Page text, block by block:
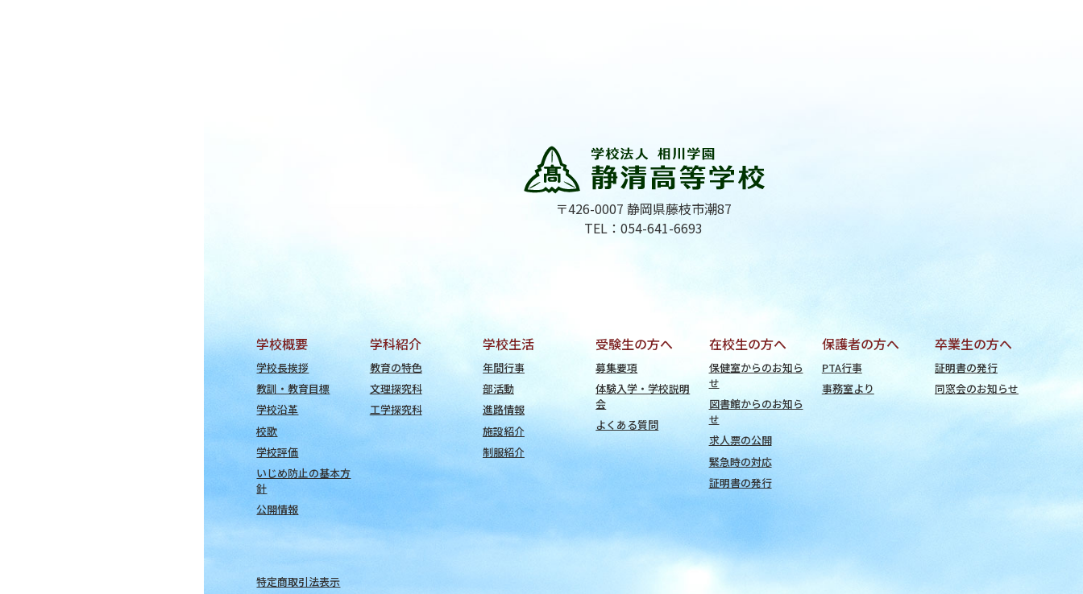
〒426-0007 静岡県藤枝市潮87
TEL：054-641-6693
学校概要
学校長挨拶
教訓・教育目標
学校沿革
校歌
学校評価
いじめ防止の基本方
針
公開情報
学科紹介
教育の特色
文理探究科
工学探究科
学校生活
年間行事
部活動
進路情報
施設紹介
制服紹介
受験生の方へ
募集要項
体験入学・学校説明
会
よくある質問
在校生の方へ
保健室からのお知ら
せ
図書館からのお知ら
せ
求人票の公開
緊急時の対応
証明書の発行
保護者の方へ
PTA行事
事務室より
卒業生の方へ
証明書の発行
同窓会のお知らせ
特定商取引法表示